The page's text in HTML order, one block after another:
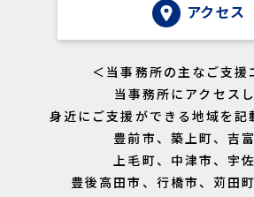
2023年9月5日 午後4時～午後6
勉強会②＠当事務所（テキスト代
０００円）」を開催します。５名
ローパフォーマー社員の対応方法
します。ご興味がおありの社労士
所までご連絡を！士業ネットワー
ています！
アクセス
＜当事務所の主なご支援
当事務所にアクセス
身近にご支援ができる地域を記
豊前市、築上町、吉富
上毛町、中津市、宇佐
豊後高田市、行橋市、苅田